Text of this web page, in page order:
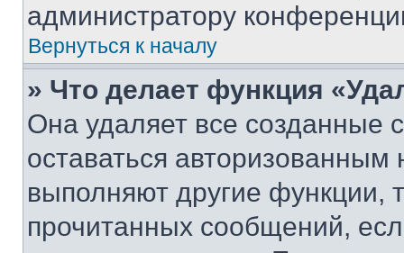
администратору
Вернуться к началу
» Что делает функция
Она удаляет все созданные
оставаться
выполняют другие функции,
прочитанных сообщений,